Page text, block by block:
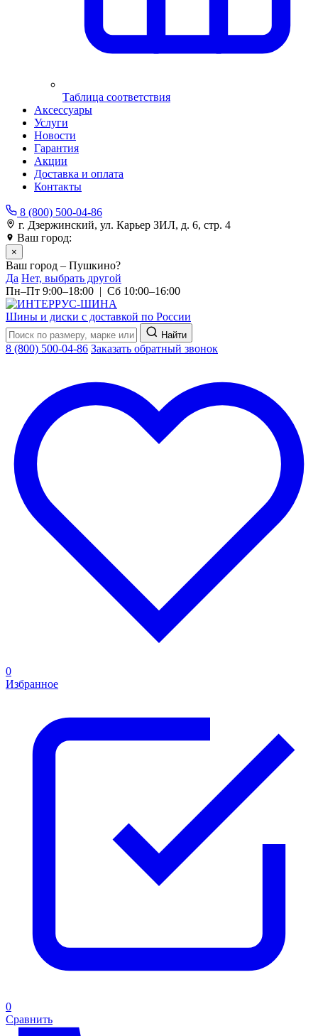
Таблица соответствия
Аксессуары
Услуги
Новости
Гарантия
Акции
Доставка и оплата
Контакты
8 (800) 500-04-86
г. Дзержинский, ул. Карьер ЗИЛ, д. 6, стр. 4
Ваш город:
×
Ваш город – Пушкино?
Да Нет, выбрать другой
Пн–Пт 9:00–18:00 | Сб 10:00–16:00
Шины и диски с доставкой по России
Найти
8 (800) 500-04-86 Заказать обратный звонок
0
Избранное
0
Сравнить